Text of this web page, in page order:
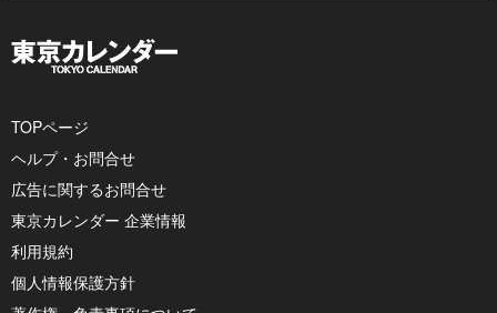
TOPページ
ヘルプ・お問合せ
広告に関するお問合せ
東京カレンダー 企業情報
利用規約
個人情報保護方針